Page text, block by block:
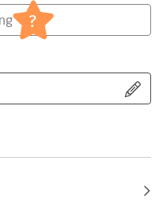
en overpeinzen.
daad / Schadevergoeding
?